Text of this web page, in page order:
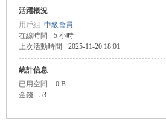
活躍概況
用戶組 中級會員
在線時間
5 小時
上次活動時間
2025-11-20 18:01
統計信息
已用空間
0 B
金錢
53